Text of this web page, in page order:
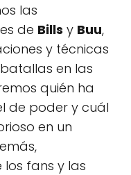
las
de Bills y Buu,
y técnicas
en las
quién ha
de poder y cuál
en un
fans y las